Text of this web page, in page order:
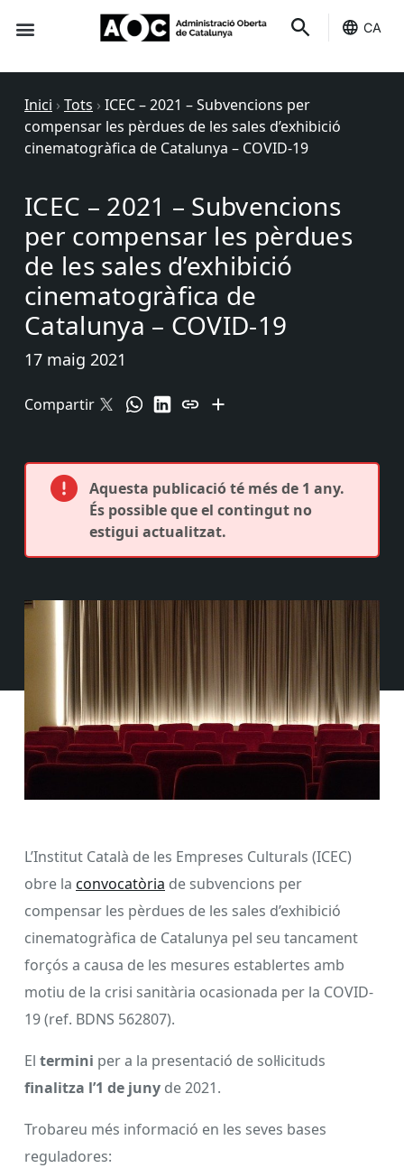
CA
Inici › Tots › ICEC – 2021 – Subvencions per
compensar les pèrdues de les sales d’exhibició
cinematogràfica de Catalunya – COVID-19
ICEC – 2021 – Subvencions
per compensar les pèrdues
de les sales d’exhibició
cinematogràfica de
Catalunya – COVID-19
17 maig 2021
Compartir
Aquesta publicació té més de 1 any.
És possible que el contingut no
estigui actualitzat.
L’Institut Català de les Empreses Culturals (ICEC)
obre la convocatòria de subvencions per
compensar les pèrdues de les sales d’exhibició
cinematogràfica de Catalunya pel seu tancament
forçós a causa de les mesures establertes amb
motiu de la crisi sanitària ocasionada per la COVID-
19 (ref. BDNS 562807).
El termini per a la presentació de sol·licituds
finalitza l’1 de juny de 2021.
Trobareu més informació en les seves bases
reguladores: